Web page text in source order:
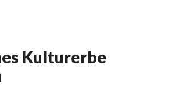
Kulturerbe